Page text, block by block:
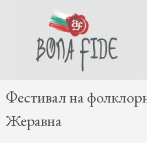
Фестивал на
Жеравна